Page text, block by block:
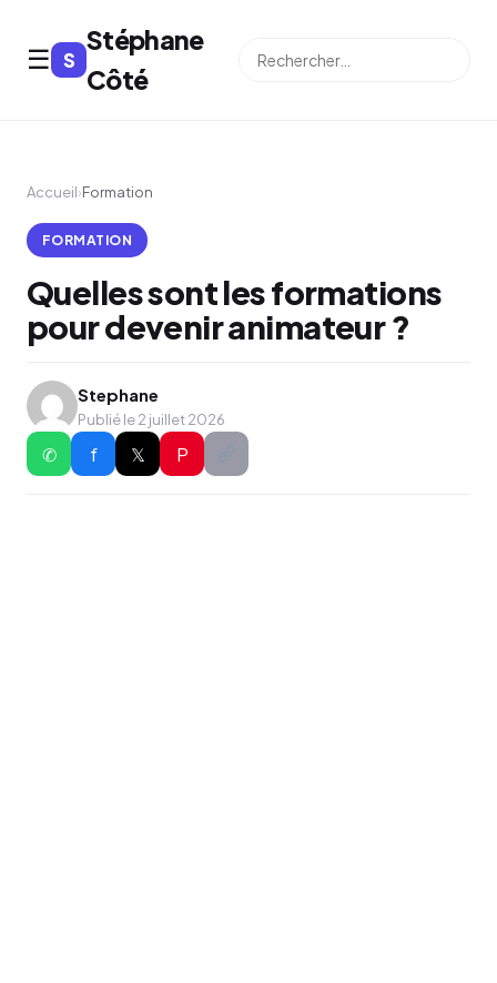
☰ S
Stéphane
Côté
Accueil›Formation
FORMATION
Quelles sont les formations
pour devenir animateur ?
Stephane
Publié le 2 juillet 2026
✆ f 𝕏 P